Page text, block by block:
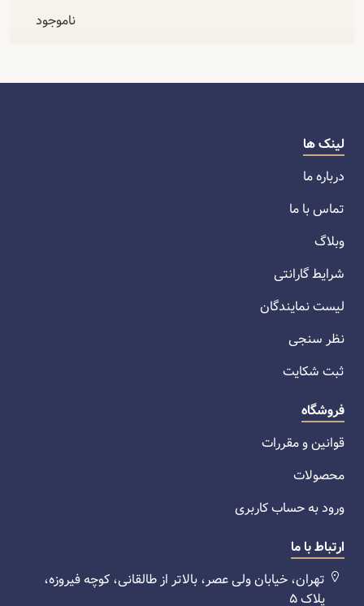
ناموجود
لینک ها
درباره ما
تماس با ما
وبلاگ
شرایط گارانتی
لیست نمایندگان
نظر سنجی
ثبت شکایت
فروشگاه
قوانین و مقررات
محصولات
ورود به حساب کاربری
ارتباط با ما
تهران، خیابان ولی عصر، بالاتر از طالقانی، کوچه فیروزه،
پلاک ۵